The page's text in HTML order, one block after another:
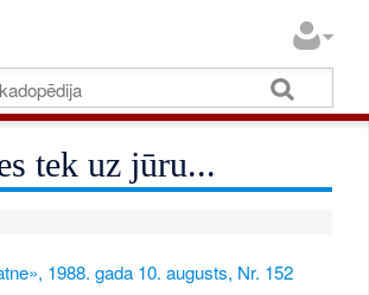
tek uz jūru...
1988. gada 10. augusts, Nr. 152